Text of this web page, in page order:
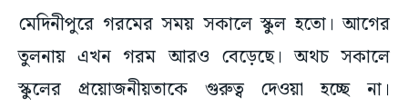
মেদিনীপুরে গরমের সময় সকালে স্কুল হতো। আগের
তুলনায় এখন গরম আরও বেড়েছে। অথচ সকালে
স্কুলের প্রয়োজনীয়তাকে গুরুত্ব দেওয়া হচ্ছে না।